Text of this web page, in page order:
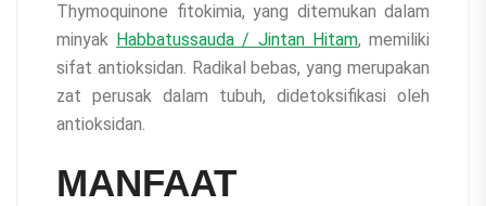
Thymoquinone fitokimia, yang ditemukan dalam
minyak Habbatussauda / Jintan Hitam, memiliki
sifat antioksidan. Radikal bebas, yang merupakan
zat perusak dalam tubuh, didetoksifikasi oleh
antioksidan.
MANFAAT